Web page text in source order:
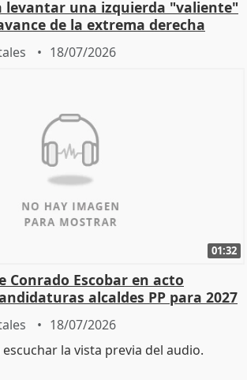
levantar una izquierda "valiente"
de la extrema derecha
18/07/2026
01:32
Conrado Escobar en acto
alcaldes PP para 2027
18/07/2026